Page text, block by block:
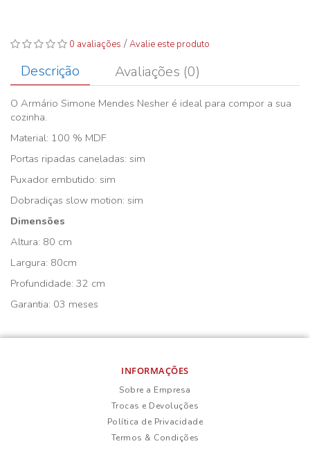
0 avaliações /Avalie este produto
Descrição Avaliações (0)
O Armário Simone Mendes Nesher é ideal para compor a sua
cozinha.
Material: 100 % MDF
Portas ripadas caneladas: sim
Puxador embutido: sim
Dobradiças slow motion: sim
Dimensões
Altura: 80 cm
Largura: 80cm
Profundidade: 32 cm
Garantia: 03 meses
INFORMAÇÕES
Sobre a Empresa
Trocas e Devoluções
Política de Privacidade
Termos & Condições